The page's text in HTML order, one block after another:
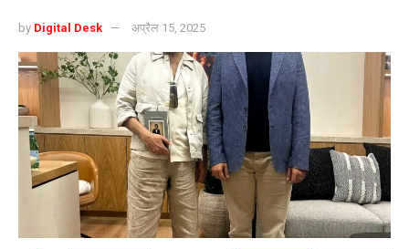
by Digital Desk अप्रैल 15, 2025